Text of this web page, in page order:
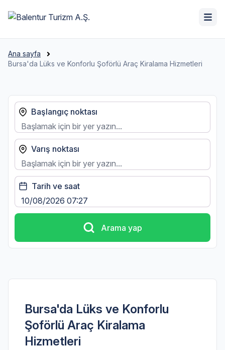
Ana sayfa
Bursa'da Lüks ve Konforlu Şoförlü Araç Kiralama Hizmetleri
Başlangıç noktası
Varış noktası
Tarih ve saat
Arama yap
Bursa'da Lüks ve Konforlu
Şoförlü Araç Kiralama
Hizmetleri